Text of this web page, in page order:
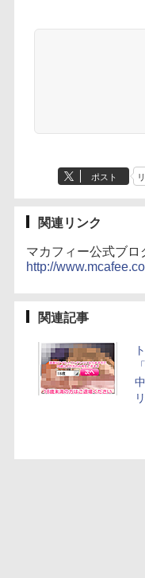
ポスト
関連リンク
マカフィー公式ブロ
http://
関連記事